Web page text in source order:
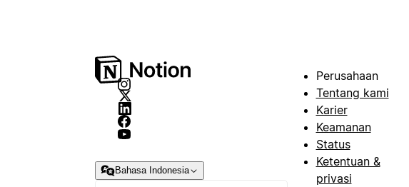
Bahasa Indonesia
Perusahaan
Tentang kami
Karier
Keamanan
Status
Ketentuan &
privasi